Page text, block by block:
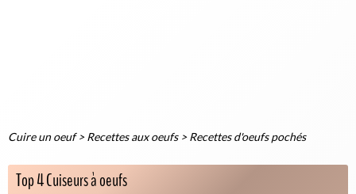
Cuire un oeuf >Recettes aux oeufs >Recettes d'oeufs pochés
Top 4 Cuiseurs à oeufs